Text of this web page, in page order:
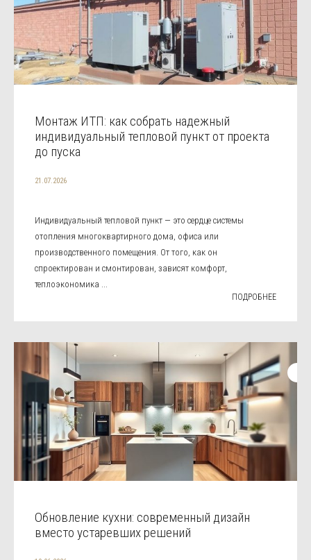
Монтаж ИТП: как собрать надежный
индивидуальный тепловой пункт от проекта
до пуска
21.07.2026
Индивидуальный тепловой пункт — это сердце системы
отопления многоквартирного дома, офиса или
производственного помещения. От того, как он
спроектирован и смонтирован, зависят комфорт,
теплоэкономика ...
ПОДРОБНЕЕ
Обновление кухни: современный дизайн
вместо устаревших решений